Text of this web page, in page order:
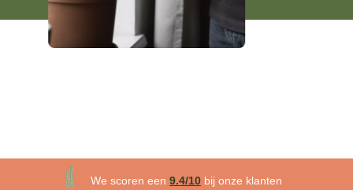
Gratisbezorgd v.a. €50!